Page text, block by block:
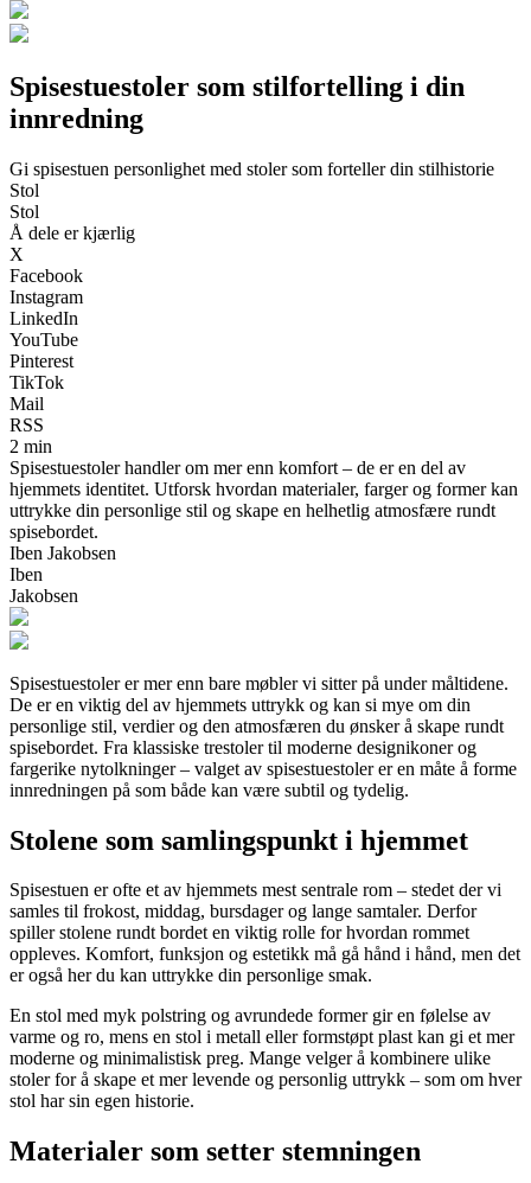
Spisestuestoler som stilfortelling i din
innredning
Gi spisestuen personlighet med stoler som forteller din stilhistorie
Stol
Stol
Å dele er kjærlig
X
Facebook
Instagram
LinkedIn
YouTube
Pinterest
TikTok
Mail
RSS
2 min
Spisestuestoler handler om mer enn komfort – de er en del av
hjemmets identitet. Utforsk hvordan materialer, farger og former kan
uttrykke din personlige stil og skape en helhetlig atmosfære rundt
spisebordet.
Iben Jakobsen
Iben
Jakobsen
Spisestuestoler er mer enn bare møbler vi sitter på under måltidene.
De er en viktig del av hjemmets uttrykk og kan si mye om din
personlige stil, verdier og den atmosfæren du ønsker å skape rundt
spisebordet. Fra klassiske trestoler til moderne designikoner og
fargerike nytolkninger – valget av spisestuestoler er en måte å forme
innredningen på som både kan være subtil og tydelig.
Stolene som samlingspunkt i hjemmet
Spisestuen er ofte et av hjemmets mest sentrale rom – stedet der vi
samles til frokost, middag, bursdager og lange samtaler. Derfor
spiller stolene rundt bordet en viktig rolle for hvordan rommet
oppleves. Komfort, funksjon og estetikk må gå hånd i hånd, men det
er også her du kan uttrykke din personlige smak.
En stol med myk polstring og avrundede former gir en følelse av
varme og ro, mens en stol i metall eller formstøpt plast kan gi et mer
moderne og minimalistisk preg. Mange velger å kombinere ulike
stoler for å skape et mer levende og personlig uttrykk – som om hver
stol har sin egen historie.
Materialer som setter stemningen